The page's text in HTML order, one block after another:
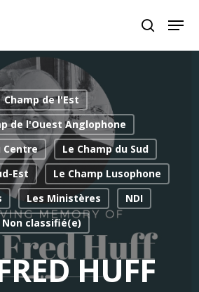
or ESC to close
Champ de l'Est
de l'Ouest Anglophone
Centre
Le Champ du Sud
Est
Le Champ Lusophone
Les Ministères
NDI
Non classifié(e)
HUFF